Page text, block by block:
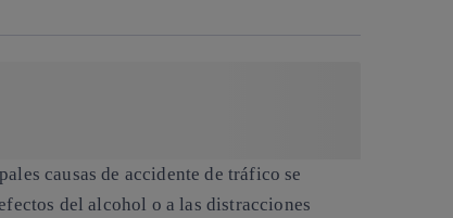
causas de accidente de tráfico se
del alcohol o a las distracciones